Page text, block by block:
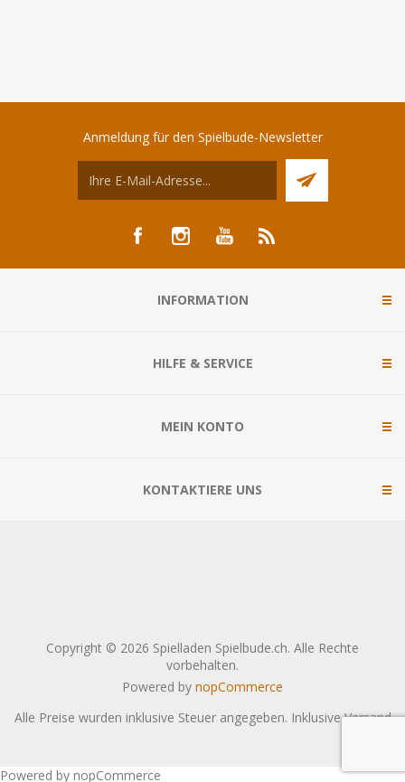
Anmeldung für den Spielbude-Newsletter
INFORMATION
HILFE & SERVICE
MEIN KONTO
KONTAKTIERE UNS
Copyright © 2026 Spielladen Spielbude.ch. Alle Rechte
vorbehalten.
Powered by nopCommerce
Alle Preise wurden inklusive Steuer angegeben. InklusiveVersand
Powered by nopCommerce